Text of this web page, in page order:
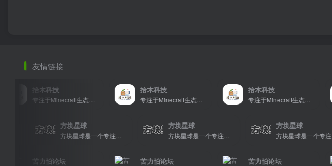
友情链接
拾木科技
专注于Minecraft生态建设
拾木科技
专注于Minecraft生态建设
拾木科技
专注于Minecraft生态建设
方块星球 方块星球 方块星球
苦力怕论坛 苦力怕论坛 苦力怕论坛